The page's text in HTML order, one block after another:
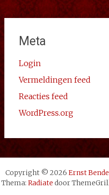
Meta
Login
Vermeldingen feed
Reacties feed
WordPress.org
Copyright © 2026 Ernst
Thema: Radiate door